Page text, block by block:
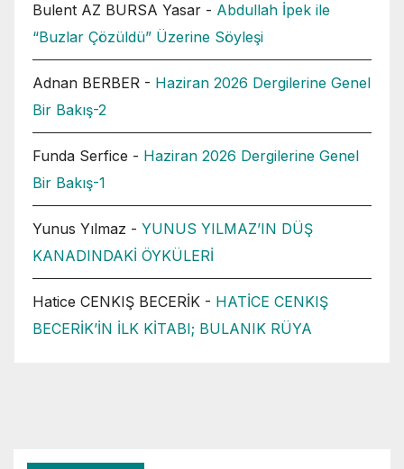
Bulent AZ BURSA Yasar - Abdullah İpek ile
“Buzlar Çözüldü” Üzerine Söyleşi
Adnan BERBER - Haziran 2026 Dergilerine Genel
Bir Bakış-2
Funda Serfice - Haziran 2026 Dergilerine Genel
Bir Bakış-1
Yunus Yılmaz - YUNUS YILMAZ’IN DÜŞ
KANADINDAKİ ÖYKÜLERİ
Hatice CENKIŞ BECERİK - HATİCE CENKIŞ
BECERİK’İN İLK KİTABI; BULANIK RÜYA